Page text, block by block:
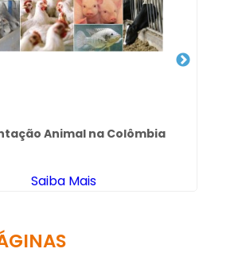
Animal na Colômbia
Saiba Mais